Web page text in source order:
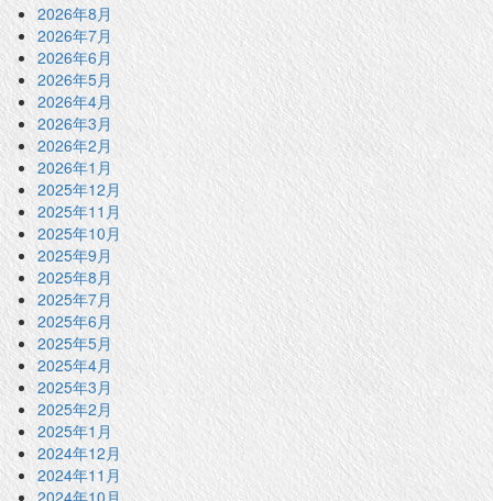
2026年8月
2026年7月
2026年6月
2026年5月
2026年4月
2026年3月
2026年2月
2026年1月
2025年12月
2025年11月
2025年10月
2025年9月
2025年8月
2025年7月
2025年6月
2025年5月
2025年4月
2025年3月
2025年2月
2025年1月
2024年12月
2024年11月
2024年10月